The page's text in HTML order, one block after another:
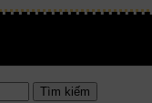
Tìm kiếm